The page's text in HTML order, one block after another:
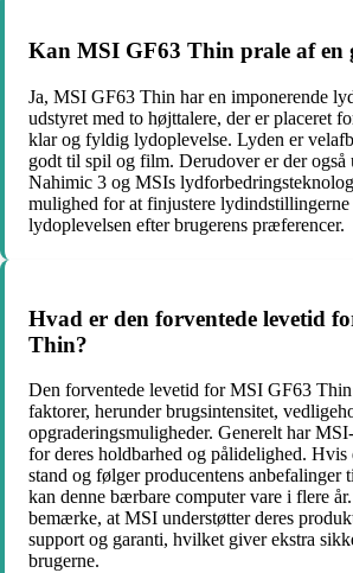
Kan MSI GF63 Thin prale af en
Ja, MSI GF63 Thin har en imponerende
udstyret med to højttalere, der er placeret
klar og fyldig lydoplevelse. Lyden er
godt til spil og film. Derudover er der også
Nahimic 3 og MSIs
mulighed for at finjustere lydindstillingerne
lydoplevelsen efter brugerens præferencer.
Hvad er den forventede levetid
Thin?
Den forventede levetid for MSI GF63
faktorer, herunder brugsintensitet,
opgraderingsmuligheder. Generelt har
for deres holdbarhed og pålidelighed. Hvis
stand og følger producentens anbefalinger
kan denne bærbare computer vare i flere
bemærke, at MSI understøtter deres
support og garanti, hvilket giver ekstra
brugerne.